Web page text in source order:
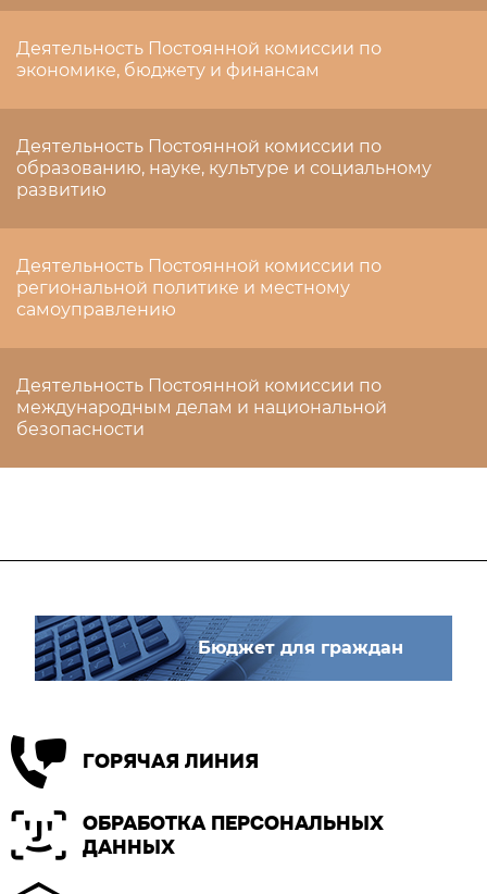
Деятельность Постоянной комиссии по
экономике, бюджету и финансам
Деятельность Постоянной комиссии по
образованию, науке, культуре и социальному
развитию
Деятельность Постоянной комиссии по
региональной политике и местному
самоуправлению
Деятельность Постоянной комиссии по
международным делам и национальной
безопасности
Бюджет для граждан
ГОРЯЧАЯ ЛИНИЯ
ОБРАБОТКА ПЕРСОНАЛЬНЫХ
ДАННЫХ